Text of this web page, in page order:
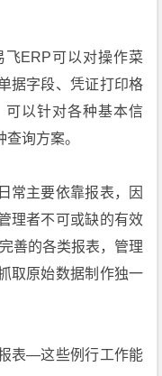
ERP可以对操作菜
据字段、凭证打印格
可以针对各种基本信
询方案。
常主要依靠报表，因
理者不可或缺的有效
善的各类报表，管理
取原始数据制作独一
表—这些例行工作能